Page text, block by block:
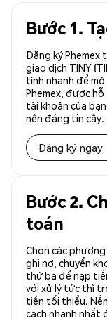
Bước 1.
Đăng ký Phemex
giao dịch TINY
tính nhanh để
Phemex, được
tài khoản của
nên đáng tin cậy.
Đăng ký ngay
Bước 2.
toán
Chọn các
ghi nợ, chuyển
thứ ba để nạp
với xử lý tức thì
tiền tối thiểu.
cách nhanh nhất